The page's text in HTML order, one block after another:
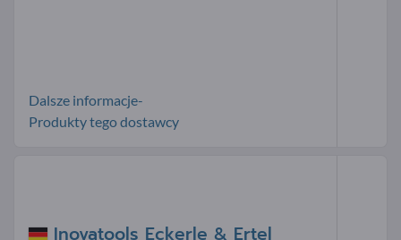
Dalsze informacje-
Produkty tego dostawcy
Inovatools Eckerle & Ertel